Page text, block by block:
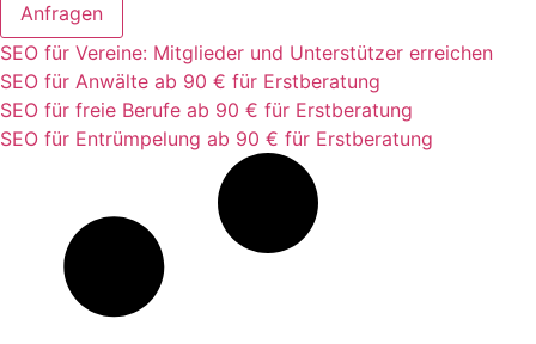
Anfragen
SEO für Vereine: Mitglieder und Unterstützer erreichen
SEO für Anwälte ab 90 € für Erstberatung
SEO für freie Berufe ab 90 € für Erstberatung
SEO für Entrümpelung ab 90 € für Erstberatung